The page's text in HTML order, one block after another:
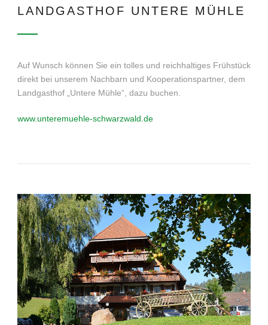
LANDGASTHOF UNTERE MÜHLE
Auf Wunsch können Sie ein tolles und reichhaltiges Frühstück
direkt bei unserem Nachbarn und Kooperationspartner, dem
Landgasthof „Untere Mühle“, dazu buchen.
www.unteremuehle-schwarzwald.de